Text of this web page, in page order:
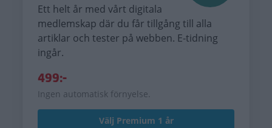
Ett helt år med vårt digitala
medlemskap där du får tillgång till alla
artiklar och tester på webben. E-tidning
ingår.
499:-
Ingen automatisk förnyelse.
Välj Premium 1 år